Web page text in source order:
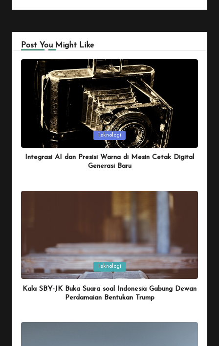
Post You Might Like
Teknologi
Integrasi AI dan Presisi Warna di Mesin Cetak Digital
Generasi Baru
Posted
in
Teknologi
Kala SBY-JK Buka Suara soal Indonesia Gabung Dewan
Perdamaian Bentukan Trump